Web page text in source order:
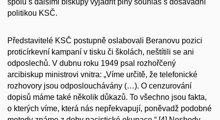
politikou KSČ.
Představitelé KSČ postupně oslabovali Beranovu pozici
proticírkevní kampaní v tisku či školách, neštítili se ani
odposlechů. V dubnu roku 1949 psal rozhořčený
arcibiskup ministrovi vnitra: „Víme určitě, že telefonické
rozhovory jsou odposlouchávány (…). O cenzurování
dopisů máme také několik důkazů. To všechno jsou fakta,
o kterých víme, která nás nepřekvapují, poněvadž podobné